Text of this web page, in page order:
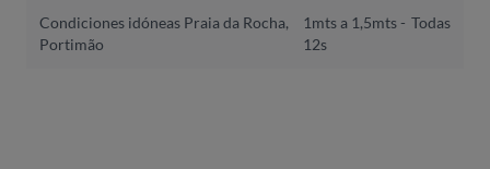
Condiciones idóneas Praia da Rocha,
Portimão
1mts a 1,5mts -
12s
Todas